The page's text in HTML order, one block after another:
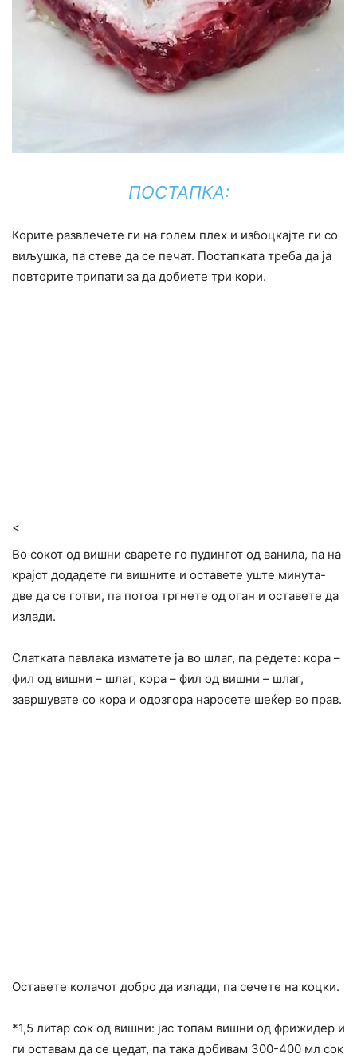
ПОСТАПКА:
Корите развлечете ги на голем плех и избоцкајте ги со
виљушка, па стеве да се печат. Постапката треба да ја
повторите трипати за да добиете три кори.
<
Во сокот од вишни сварете го пудингот од ванила, па на
крајот додадете ги вишните и оставете уште минута-
две да се готви, па потоа тргнете од оган и оставете да
излади.
Слатката павлака изматете ја во шлаг, па редете: кора –
фил од вишни – шлаг, кора – фил од вишни – шлаг,
завршувате со кора и одозгора наросете шеќер во прав.
Оставете колачот добро да излади, па сечете на коцки.
*1,5 литар сок од вишни: јас топам вишни од фрижидер и
ги оставам да се цедат, па така добивам 300-400 мл сок